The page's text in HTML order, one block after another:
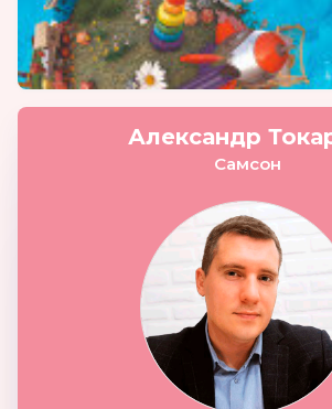
Александр
Самсон